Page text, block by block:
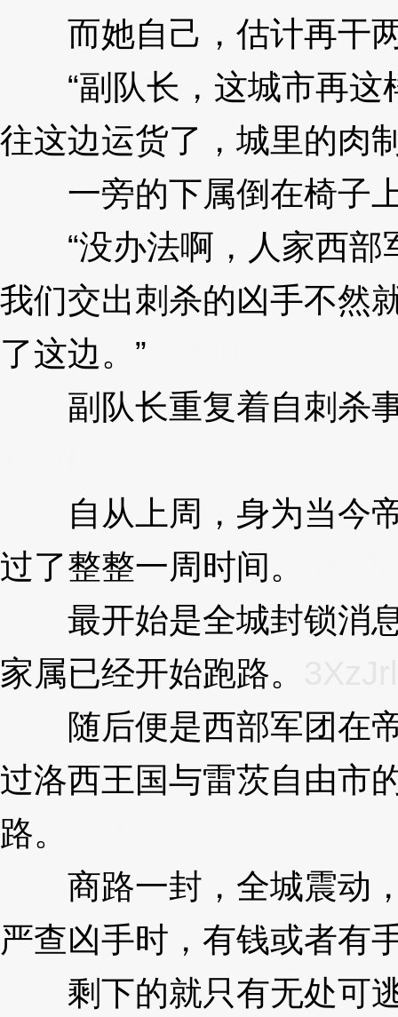
而她自己，估计再干两
“副队长，这城市再这
往这边运货了，城里的肉
一旁的下属倒在椅子上
“没办法啊，人家西部
我们交出刺杀的凶手不然
了这边。”
副队长重复着自刺杀事
自从上周，身为当今帝
过了整整一周时间。
最开始是全城封锁消息
家属已经开始跑路。
随后便是西部军团在帝
过洛西王国与雷茨自由市
路。
商路一封，全城震动，
严查凶手时，有钱或者有
剩下的就只有无处可逃